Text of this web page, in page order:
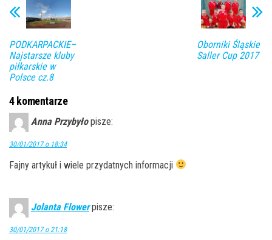
PODKARPACKIE–
Najstarsze kluby
piłkarskie w
Polsce cz.8
Oborniki Śląskie
Saller Cup 2017
4 komentarze
Anna Przybyło pisze:
30/01/2017 o 18:34
Fajny artykuł i wiele przydatnych informacji
Jolanta Flower pisze:
30/01/2017 o 21:18